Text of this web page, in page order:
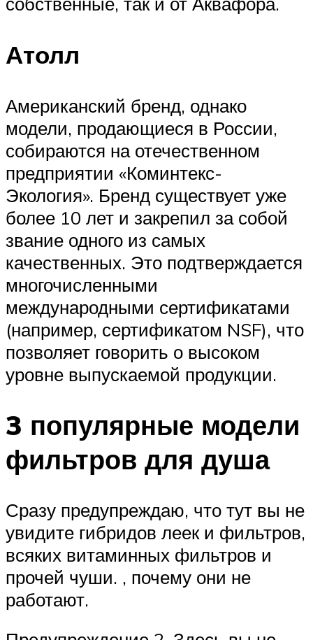
Атолл
Американский бренд, однако
модели, продающиеся в России,
собираются на отечественном
предприятии «Коминтекс-
Экология». Бренд существует уже
более 10 лет и закрепил за собой
звание одного из самых
качественных. Это подтверждается
многочисленными
международными сертификатами
(например, сертификатом NSF), что
позволяет говорить о высоком
уровне выпускаемой продукции.
3 популярные модели
фильтров для душа
Сразу предупреждаю, что тут вы не
увидите гибридов леек и фильтров,
всяких витаминных фильтров и
прочей чуши. , почему они не
работают.